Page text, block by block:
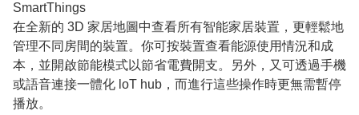
SmartThings
在全新的 3D 家居地圖中查看所有智能家居裝置，更輕鬆地
管理不同房間的裝置。你可按裝置查看能源使用情況和成
本，並開啟節能模式以節省電費開支。另外，又可透過手機
或語音連接一體化 loT hub，而進行這些操作時更無需暫停
播放。